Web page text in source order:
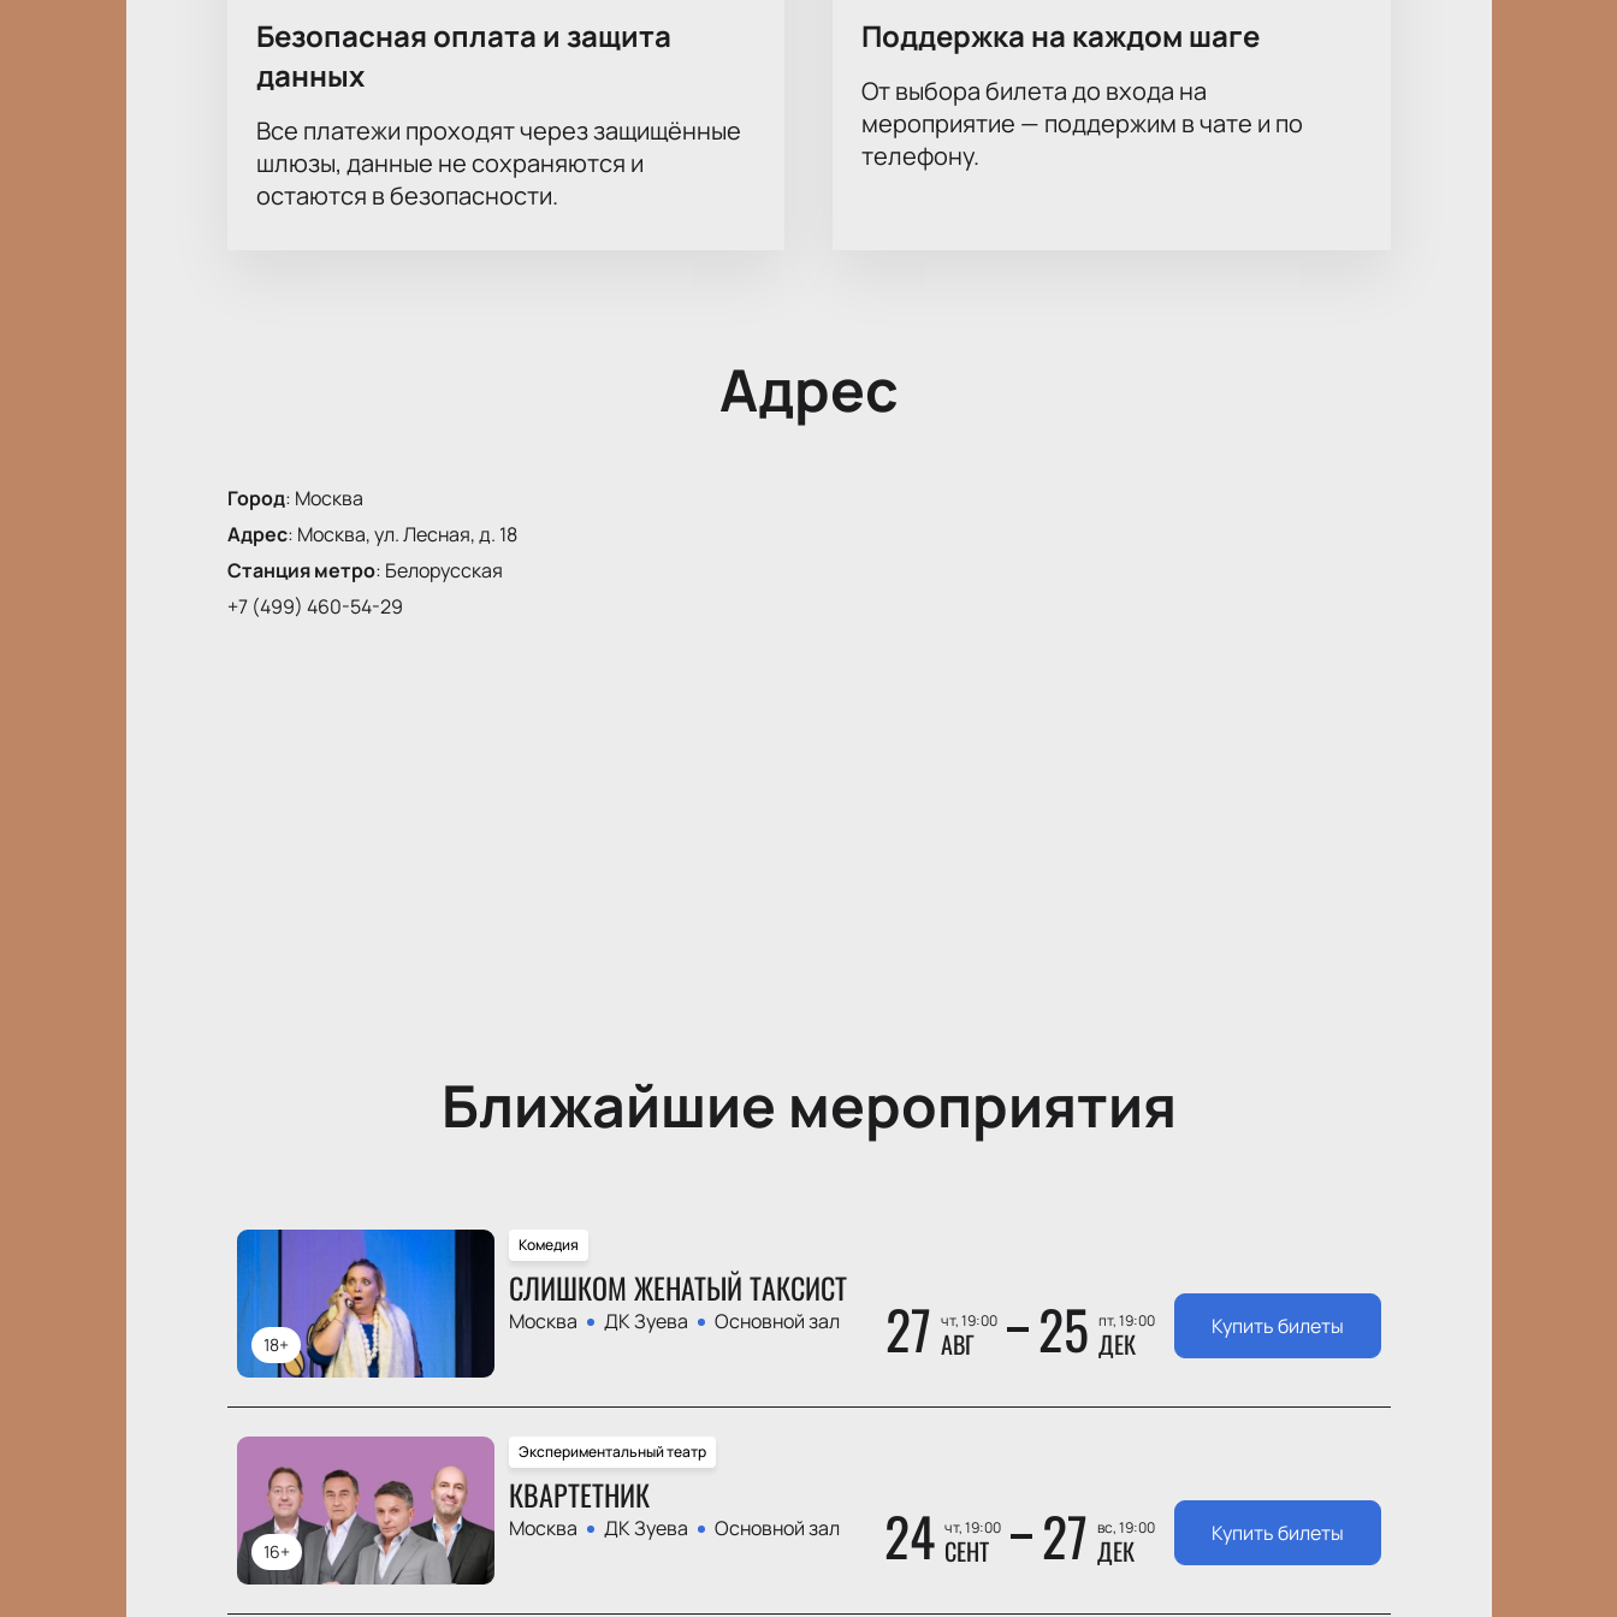
Безопасная оплата и защита
данных
Все платежи проходят через защищённые
шлюзы, данные не сохраняются и
остаются в безопасности.
Поддержка на каждом шаге
От выбора билета до входа на
мероприятие — поддержим в чате и по
телефону.
Адрес
Город: Москва
Адрес: Москва, ул. Лесная, д. 18
Станция метро: Белорусская
+7 (499) 460-54-29
Ближайшие мероприятия
18+
Комедия
СЛИШКОМ ЖЕНАТЫЙ ТАКСИСТ
Москва ДК Зуева Основной зал 27 чт, 19:00
АВГ 25 пт, 19:00
ДЕК Купить билеты
16+
Экспериментальный театр
КВАРТЕТНИК
Москва ДК Зуева Основной зал 24 чт, 19:00
СЕНТ 27 вс, 19:00
ДЕК Купить билеты